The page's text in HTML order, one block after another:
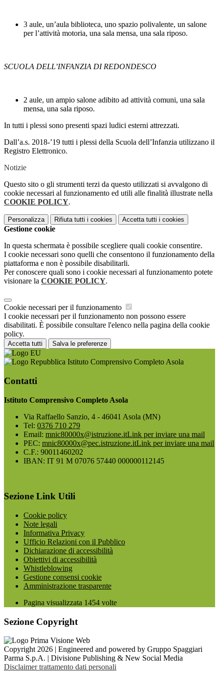
3 aule, un’aula biblioteca, uno spazio polivalente, un salone
per l’attività motoria, una sala mensa, una sala riposo.
SCUOLA DELL’INFANZIA DI REDONDESCO
2 aule, un ampio salone adibito ad attività comuni, una sala
mensa, una sala riposo.
In tutti i plessi sono presenti spazi ludici esterni attrezzati.
Dall’a.s. 2018-’19 tutti i plessi della Scuola dell’Infanzia utilizzano il
Registro Elettronico.
Notizie
Questo sito o gli strumenti terzi da questo utilizzati si avvalgono di
cookie necessari al funzionamento ed utili alle finalità illustrate nella
COOKIE POLICY.
Personalizza Rifiuta tutti i cookies Accetta tutti i cookies
Gestione cookie
In questa schermata è possibile scegliere quali cookie consentire.
I cookie necessari sono quelli che consentono il funzionamento della
piattaforma e non è possibile disabilitarli.
Per conoscere quali sono i cookie necessari al funzionamento potete
visionare la COOKIE POLICY.
Cookie necessari per il funzionamento
I cookie necessari per il funzionamento non possono essere
disabilitati. È possibile consultare l'elenco nella pagina della cookie
policy.
Accetta tutti Salva le preferenze
Istituto Comprensivo Completo Asola
Contatti
Istituto Comprensivo Completo Asola
Via Raffaello Sanzio, 4 - 46041 Asola (MN)
Tel: 0376 710 279
Email: mnic80000x@istruzione.itLink per inviare una mail
PEC: mnic80000x@pec.istruzione.itLink per inviare una mail
C.F.: 90011460202
IBAN: IT 91 M 07076 57440 000000112145
Sezione Link Utili
Cookie policy
Note legali
Informativa Privacy
Ufficio Relazioni con il Pubblico
Dichiarazione di accessibilità
Obiettivi di accessibilità
Whistleblowing
Gestione consensi cookie
Amministrazione trasparente
Pagina visualizzata 1454 volte
Sezione Copyright
Copyright 2026 | Engineered and powered by Gruppo Spaggiari
Parma S.p.A. | Divisione Publishing & New Social Media
Disclaimer trattamento dati personali